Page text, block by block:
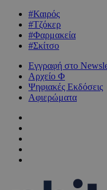
#Καιρός
#Τζόκερ
#Φαρμακεία
#Σκίτσο
Εγγραφή στο
Αρχείο Φ
Ψηφιακές Εκδόσεις
Αφιερώματα